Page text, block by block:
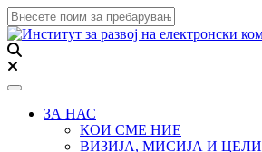
Toggle navigation
ЗА НАС
КОИ СМЕ НИЕ
ВИЗИЈА, МИСИЈА И ЦЕЛИ